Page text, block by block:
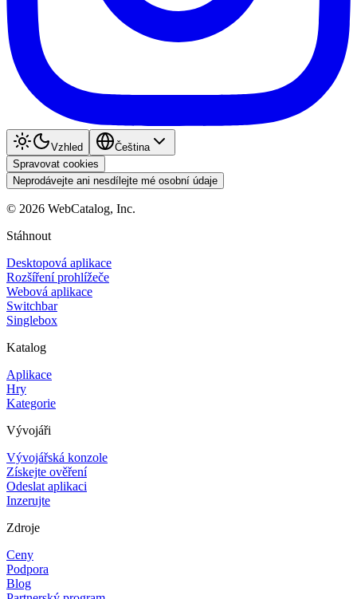
Vzhled
Čeština
Spravovat cookies
Neprodávejte ani nesdílejte mé osobní údaje
© 2026 WebCatalog, Inc.
Stáhnout
Desktopová aplikace
Rozšíření prohlížeče
Webová aplikace
Switchbar
Singlebox
Katalog
Aplikace
Hry
Kategorie
Vývojáři
Vývojářská konzole
Získejte ověření
Odeslat aplikaci
Inzerujte
Zdroje
Ceny
Podpora
Blog